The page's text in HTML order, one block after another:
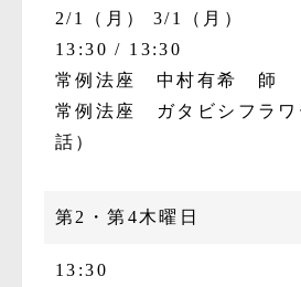
2/1（月）
3/1（月）
13:30
13:30
常例法座 中村有希 師
常例法座 ガタビシフラワ
話）
第2・第4木曜日
13:30